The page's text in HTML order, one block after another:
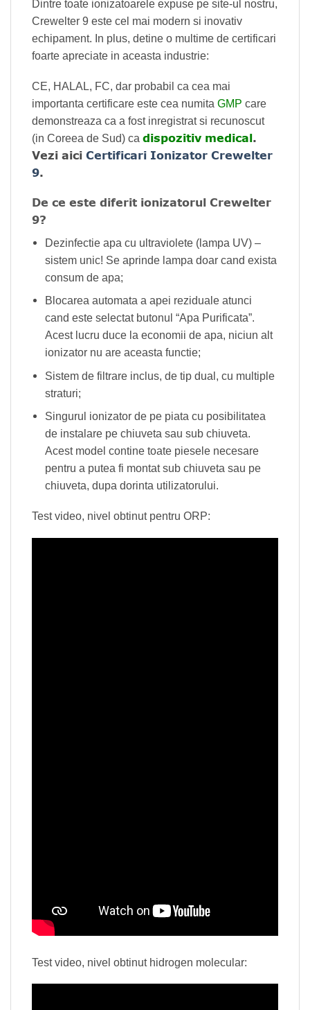
Dintre toate ionizatoarele expuse pe site-ul nostru,
Crewelter 9 este cel mai modern si inovativ
echipament. In plus, detine o multime de certificari
foarte apreciate in aceasta industrie:
CE, HALAL, FC, dar probabil ca cea mai
importanta certificare este cea numita GMP care
demonstreaza ca a fost inregistrat si recunoscut
(in Coreea de Sud) ca dispozitiv medical.
Vezi aici Certificari Ionizator Crewelter
9.
De ce este diferit ionizatorul Crewelter
9?
Dezinfectie apa cu ultraviolete (lampa UV) –
sistem unic! Se aprinde lampa doar cand exista
consum de apa;
Blocarea automata a apei reziduale atunci
cand este selectat butonul “Apa Purificata”.
Acest lucru duce la economii de apa, niciun alt
ionizator nu are aceasta functie;
Sistem de filtrare inclus, de tip dual, cu multiple
straturi;
Singurul ionizator de pe piata cu posibilitatea
de instalare pe chiuveta sau sub chiuveta.
Acest model contine toate piesele necesare
pentru a putea fi montat sub chiuveta sau pe
chiuveta, dupa dorinta utilizatorului.
Test video, nivel obtinut pentru ORP:
Test video, nivel obtinut hidrogen molecular: